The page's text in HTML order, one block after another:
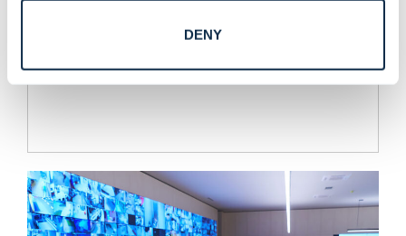
DENY
inteligentes y resilientes del futuro